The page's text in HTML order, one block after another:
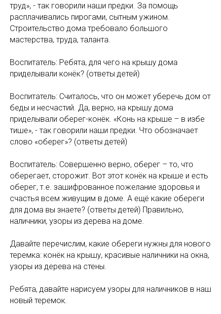
труд», - так говорили наши предки. За помощь
расплачивались пирогами, сытным ужином.
Строительство дома требовало большого
мастерства, труда, таланта.
Воспитатель: Ребята, для чего на крышу дома
приделывали конёк? (ответы детей)
Воспитатель: Считалось, что он может уберечь дом от
беды и несчастий. Да, верно, на крышу дома
приделывали оберег-конёк. «Конь на крыше – в избе
тише», - так говорили наши предки. Что обозначает
слово «оберег»? (ответы детей)
Воспитатель: Совершенно верно, оберег – то, что
оберегает, сторожит. Вот этот конёк на крыше и есть
оберег, т.е. зашифрованное пожелание здоровья и
счастья всем живущим в доме. А ещё какие обереги
для дома вы знаете? (ответы детей) Правильно,
наличники, узоры из дерева на доме.
Давайте перечислим, какие обереги нужны для нового
теремка: конёк на крышу, красивые наличники на окна,
узоры из дерева на стены.
Ребята, давайте нарисуем узоры для наличников в наш
новый теремок.